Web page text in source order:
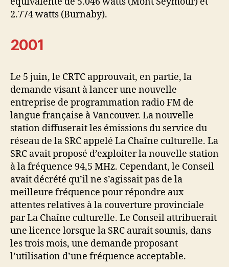
2.774 watts (Burnaby).
2001
Le 5 juin, le CRTC approuvait, en partie, la
demande visant à lancer une nouvelle
entreprise de programmation radio FM de
langue française à Vancouver. La nouvelle
station diffuserait les émissions du service du
réseau de la SRC appelé La Chaîne culturelle. La
SRC avait proposé d’exploiter la nouvelle station
à la fréquence 94,5 MHz. Cependant, le Conseil
avait décrété qu’il ne s’agissait pas de la
meilleure fréquence pour répondre aux
attentes relatives à la couverture provinciale
par La Chaîne culturelle. Le Conseil attribuerait
une licence lorsque la SRC aurait soumis, dans
les trois mois, une demande proposant
l’utilisation d’une fréquence acceptable.